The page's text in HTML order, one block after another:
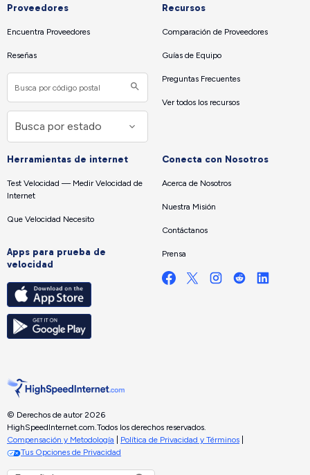
Proveedores
Encuentra Proveedores
Reseñas
Recursos
Comparación de Proveedores
Guías de Equipo
Preguntas Frecuentes
Ver todos los recursos
Herramientas de internet
Test Velocidad — Medir Velocidad de
Internet
Que Velocidad Necesito
Apps para prueba de
velocidad
Conecta con Nosotros
Acerca de Nosotros
Nuestra Misión
Contáctanos
Prensa
© Derechos de autor 2026
HighSpeedInternet.com. Todos los derechos reservados.
Compensación y Metodología
Política de Privacidad y Términos
Tus Opciones de Privacidad